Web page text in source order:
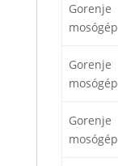
Gorenje
mosógép
Gorenje
mosógép
Gorenje
mosógép